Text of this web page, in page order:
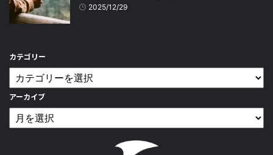
2025/12/29
カテゴリー
アーカイブ